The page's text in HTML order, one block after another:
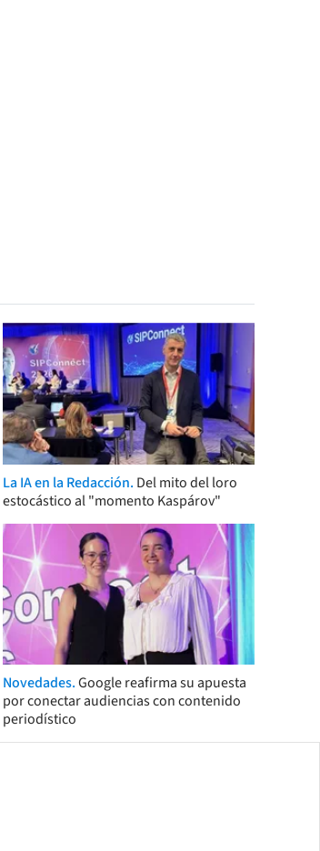
La IA en la Redacción. Del mito del loro
estocástico al "momento Kaspárov"
Novedades.Google reafirma su apuesta
por conectar audiencias con contenido
periodístico